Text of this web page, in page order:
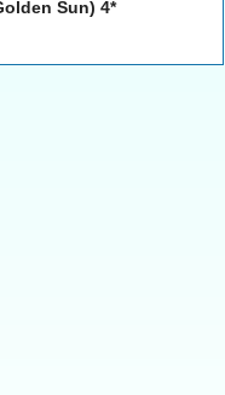
Sun) 4*